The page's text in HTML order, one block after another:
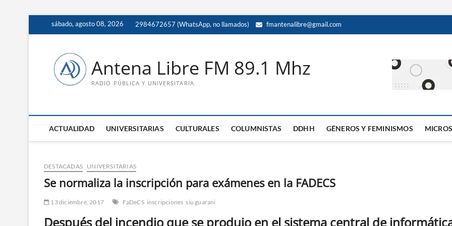
sábado, agosto 08, 2026 2984672657 (WhatsApp, no llamados) fmantenalibre@gmail.com
Antena Libre FM 89.1 Mhz
RADIO PÚBLICA Y UNIVERSITARIA
ACTUALIDAD UNIVERSITARIAS CULTURALES COLUMNISTAS DDHH GÉNEROS Y FEMINISMOS MICROS
DESTACADAS UNIVERSITARIAS
Se normaliza la inscripción para exámenes en la FADECS
13 diciembre, 2017 FaDeCS inscripciones siu guarani
Después del incendio que se produjo en el sistema central de